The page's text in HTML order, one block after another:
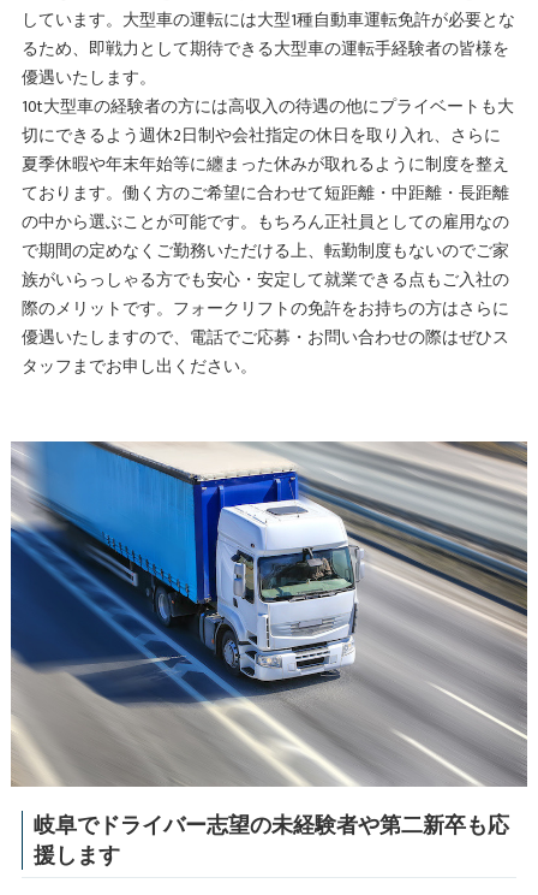
しています。大型車の運転には大型1種自動車運転免許が必要とな
るため、即戦力として期待できる大型車の運転手経験者の皆様を
優遇いたします。
10t大型車の経験者の方には高収入の待遇の他にプライベートも大
切にできるよう週休2日制や会社指定の休日を取り入れ、さらに
夏季休暇や年末年始等に纏まった休みが取れるように制度を整え
ております。働く方のご希望に合わせて短距離・中距離・長距離
の中から選ぶことが可能です。もちろん正社員としての雇用なの
で期間の定めなくご勤務いただける上、転勤制度もないのでご家
族がいらっしゃる方でも安心・安定して就業できる点もご入社の
際のメリットです。フォークリフトの免許をお持ちの方はさらに
優遇いたしますので、電話でご応募・お問い合わせの際はぜひス
タッフまでお申し出ください。
岐阜でドライバー志望の未経験者や第二新卒も応
援します